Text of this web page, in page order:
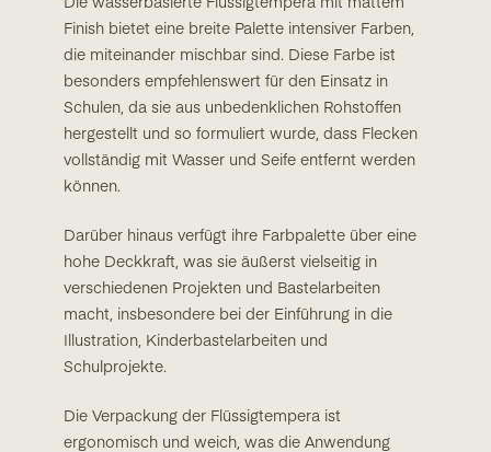
Finish bietet eine breite Palette intensiver Farben,
die miteinander mischbar sind. Diese Farbe ist
besonders empfehlenswert für den Einsatz in
Schulen, da sie aus unbedenklichen Rohstoffen
hergestellt und so formuliert wurde, dass Flecken
vollständig mit Wasser und Seife entfernt werden
können.
Darüber hinaus verfügt ihre Farbpalette über eine
hohe Deckkraft, was sie äußerst vielseitig in
verschiedenen Projekten und Bastelarbeiten
macht, insbesondere bei der Einführung in die
Illustration, Kinderbastelarbeiten und
Schulprojekte.
Die Verpackung der Flüssigtempera ist
ergonomisch und weich, was die Anwendung